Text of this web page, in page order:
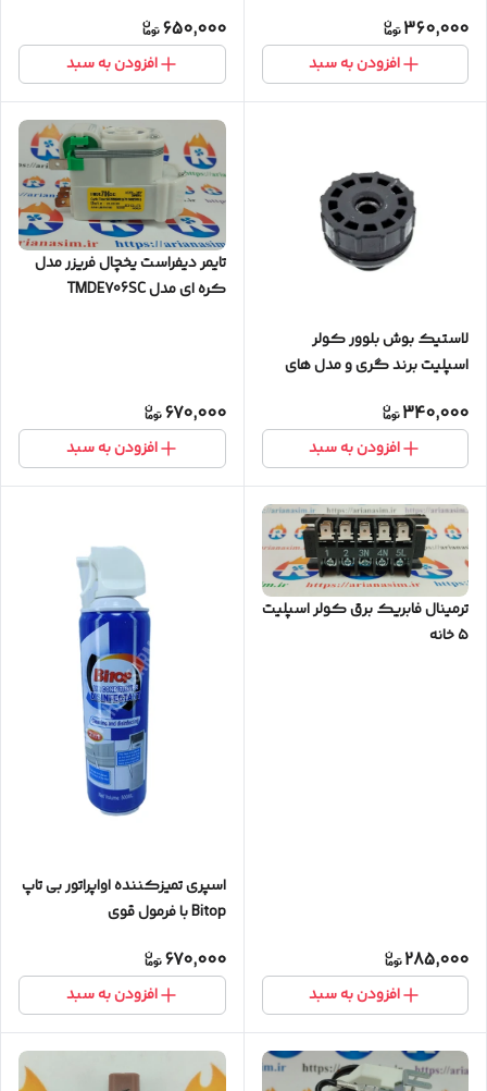
360,000
افزودن به سبد
650,000
افزودن به سبد
لاستیک بوش بلوور کولر
اسپلیت برند گری و مدل های
340,000
افزودن به سبد
تایمر دیفراست یخچال فریزر مدل
کره ای مدل TMDE706SC
670,000
افزودن به سبد
ترمینال فابریک برق کولر اسپلیت
۵ خانه
285,000
افزودن به سبد
اسپری تمیزکننده اواپراتور بی تاپ
Bitop با فرمول قوی
670,000
افزودن به سبد